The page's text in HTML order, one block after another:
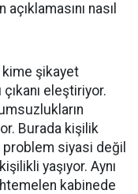
nasıl
şikayet
eleştiriyor.
Burada kişilik
siyasi değil
yaşıyor. Aynı
kabinede